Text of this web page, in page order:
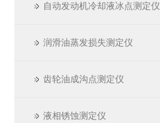
自动发动机冷却液冰点测定仪
润滑油蒸发损失测定仪
齿轮油成沟点测定仪
液相锈蚀测定仪